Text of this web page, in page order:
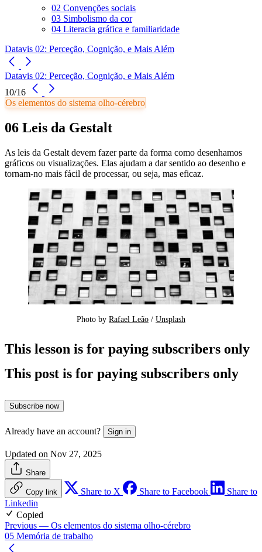
02 Convenções sociais
03 Simbolismo da cor
04 Literacia gráfica e familiaridade
Datavis 02: Perceção, Cognição, e Mais Além
Datavis 02: Perceção, Cognição, e Mais Além
10/16
Os elementos do sistema olho-cérebro
06 Leis da Gestalt
As leis da Gestalt devem fazer parte da forma como desenhamos
gráficos ou visualizações. Elas ajudam a dar sentido ao desenho e
tornam-no mais fácil de processar, ou seja, mas eficaz.
Photo by Rafael Leão / Unsplash
This lesson is for paying subscribers only
This post is for paying subscribers only
Subscribe now
Already have an account? Sign in
Updated on Nov 27, 2025
Share
Copy link Share to X Share to Facebook
Share to
Linkedin
Copied
Previous — Os elementos do sistema olho-cérebro
05 Memória de trabalho